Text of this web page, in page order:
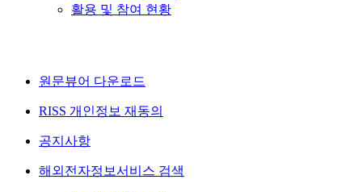
활용 및 참여 현황
원문뷰어 다운로드
RISS 개인정보 재동의
공지사항
해외전자정보서비스 검색